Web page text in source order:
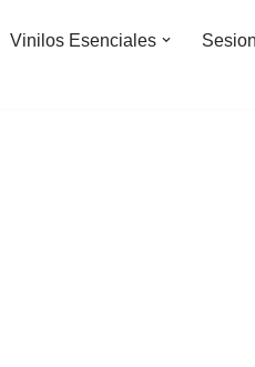
Vinilos Esenciales